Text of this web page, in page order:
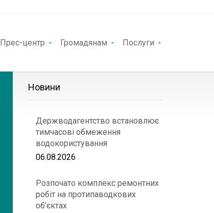
Прес-центр Громадянам Послуги
Новини
Держводагентство встановлює
тимчасові обмеження
водокористування
06.08.2026
Розпочато комплекс ремонтних
робіт на протипаводкових
об’єктах